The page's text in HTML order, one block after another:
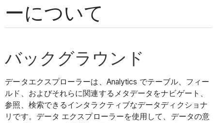
ーについて
バックグラウンド
データエクスプローラーは、Analytics でテーブル、フィー
ルド、およびそれらに関連するメタデータをナビゲート、
参照、検索できるインタラクティブなデータディクショナ
リです。データ エクスプローラーを使用して、データの意